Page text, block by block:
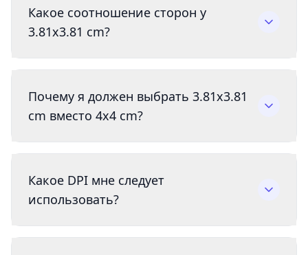
Какое соотношение сторон у
3.81x3.81 cm?
Почему я должен выбрать 3.81x3.81
cm вместо 4x4 cm?
Какое DPI мне следует
использовать?